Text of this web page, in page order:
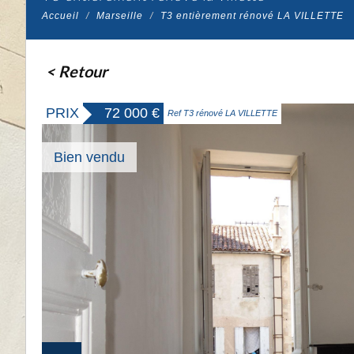
Accueil Marseille T3 entièrement rénové LA VILLETTE
< Retour
PRIX 72 000 € Ref T3 rénové LA VILLETTE
Bien vendu